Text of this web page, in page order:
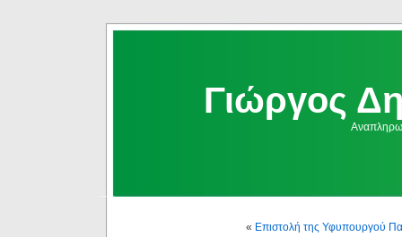
Γιώργος
« Επιστολή της Υφυπουργού